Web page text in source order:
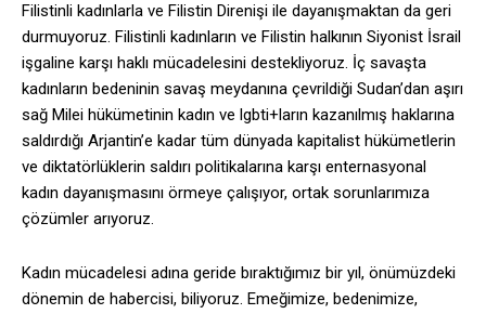
Filistinli kadınlarla ve Filistin Direnişi ile dayanışmaktan da geri
durmuyoruz. Filistinli kadınların ve Filistin halkının Siyonist İsrail
işgaline karşı haklı mücadelesini destekliyoruz. İç savaşta
kadınların bedeninin savaş meydanına çevrildiği Sudan’dan aşırı
sağ Milei hükümetinin kadın ve lgbti+ların kazanılmış haklarına
saldırdığı Arjantin’e kadar tüm dünyada kapitalist hükümetlerin
ve diktatörlüklerin saldırı politikalarına karşı enternasyonal
kadın dayanışmasını örmeye çalışıyor, ortak sorunlarımıza
çözümler arıyoruz.
Kadın mücadelesi adına geride bıraktığımız bir yıl, önümüzdeki
dönemin de habercisi, biliyoruz. Emeğimize, bedenimize,